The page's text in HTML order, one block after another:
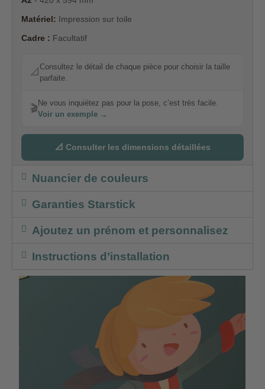
Matériel: Impression sur toile
Cadre : Facultatif
📐
Consultez le détail de chaque pièce pour choisir la taille
parfaite.
🎬
Ne vous inquiétez pas pour la pose, c’est très facile.
Voir un exemple →
📐 Consulter les dimensions détaillées
Nuancier de couleurs
Garanties Starstick
Ajoutez un prénom et personnalisez
Instructions d’installation